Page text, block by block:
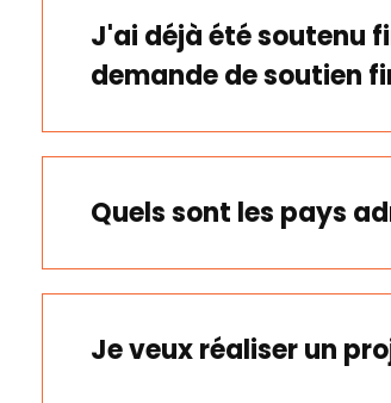
J'ai déjà été soutenu
demande de soutien
Quels sont les pays
Je veux réaliser un